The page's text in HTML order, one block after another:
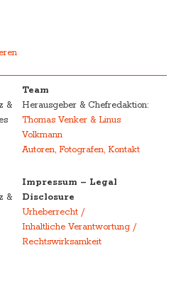
&
Team
Herausgeber & Chefredaktion:
Thomas Venker & Linus
Volkmann
Autoren, Fotografen, Kontakt
&
Impressum – Legal
Disclosure
Urheberrecht /
Inhaltliche Verantwortung /
Rechtswirksamkeit